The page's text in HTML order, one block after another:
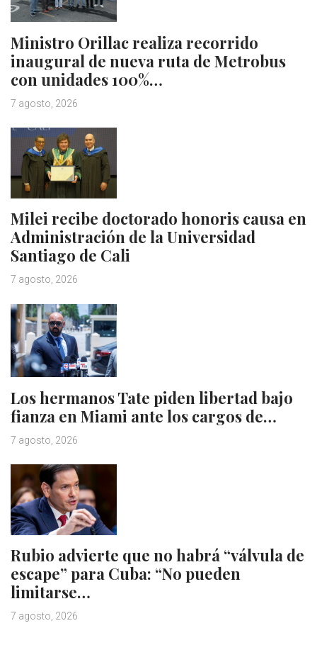
Ministro Orillac realiza recorrido
inaugural de nueva ruta de Metrobus
con unidades 100%…
7 agosto, 2026
Milei recibe doctorado honoris causa en
Administración de la Universidad
Santiago de Cali
7 agosto, 2026
Los hermanos Tate piden libertad bajo
fianza en Miami ante los cargos de…
7 agosto, 2026
Rubio advierte que no habrá “válvula de
escape” para Cuba: “No pueden
limitarse…
7 agosto, 2026